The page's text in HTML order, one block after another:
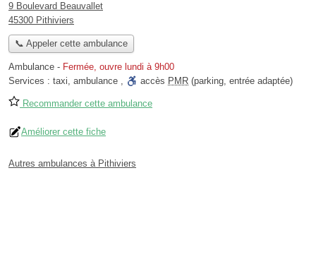
9 Boulevard Beauvallet
45300 Pithiviers
📞 Appeler cette ambulance
Ambulance - Fermée, ouvre lundi à 9h00
Services : taxi, ambulance , accès PMR (parking, entrée adaptée)
Recommander cette ambulance
Améliorer cette fiche
Autres ambulances à Pithiviers